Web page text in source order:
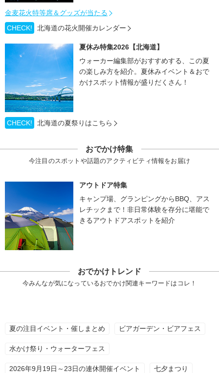
金麦花火特等席＆グッズが当たる
CHECK!
北海道の花火開催カレンダー
夏休み特集2026【北海道】
ウォーカー編集部がおすすめする、この夏
の楽しみ方を紹介。夏休みイベント＆おで
かけスポット情報が盛りだくさん！
CHECK! 北海道の夏祭りはこちら
おでかけ特集
今注目のスポットや話題のアクティビティ情報をお届け
アウトドア特集
キャンプ場、グランピングからBBQ、アス
レチックまで！非日常体験を存分に堪能で
きるアウトドアスポットを紹介
おでかけトレンド
今みんなが気になっているおでかけ関連キーワードはコレ！
夏の注目イベント・催しまとめ ビアガーデン・ビアフェス
水かけ祭り・ウォーターフェス
2026年9月19日～23日の連休開催イベント 七夕まつり